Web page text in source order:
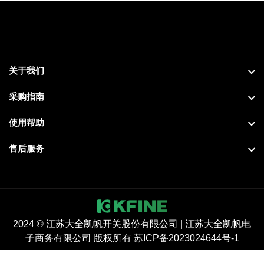
关于我们
采购指南
使用帮助
售后服务
2024 © 江苏大全凯帆开关股份有限公司 | 江苏大全凯帆电
子商务有限公司 版权所有 苏ICP备2023024644号-1